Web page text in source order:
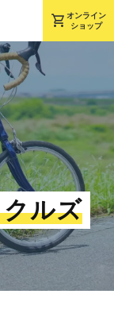
shopping_cart オンライン
ショップ
ルズ